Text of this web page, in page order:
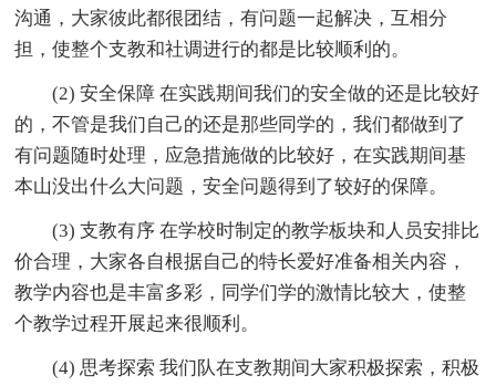
沟通，大家彼此都很团结，有问题一起解决，互相分
担，使整个支教和社调进行的都是比较顺利的。
(2) 安全保障 在实践期间我们的安全做的还是比较好
的，不管是我们自己的还是那些同学的，我们都做到了
有问题随时处理，应急措施做的比较好，在实践期间基
本山没出什么大问题，安全问题得到了较好的保障。
(3) 支教有序 在学校时制定的教学板块和人员安排比
价合理，大家各自根据自己的特长爱好准备相关内容，
教学内容也是丰富多彩，同学们学的激情比较大，使整
个教学过程开展起来很顺利。
(4) 思考探索 我们队在支教期间大家积极探索，积极